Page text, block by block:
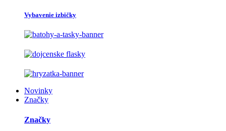
Vybavenie izbičky
Novinky
Značky
Značky